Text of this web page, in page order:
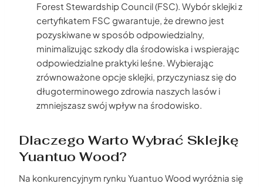
Forest Stewardship Council (FSC). Wybór sklejki z
certyfikatem FSC gwarantuje, że drewno jest
pozyskiwane w sposób odpowiedzialny,
minimalizując szkody dla środowiska i wspierając
odpowiedzialne praktyki leśne. Wybierając
zrównoważone opcje sklejki, przyczyniasz się do
długoterminowego zdrowia naszych lasów i
zmniejszasz swój wpływ na środowisko.
Dlaczego Warto Wybrać Sklejkę
Yuantuo Wood?
Na konkurencyjnym rynku Yuantuo Wood wyróżnia się